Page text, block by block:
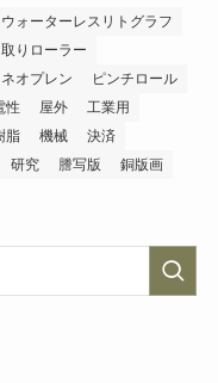
ウォーターレスリトグラフ
りローラー
ネオプレン
ピンチロール
性 屋外
工業用
脂 機械
決済
研究 謄写版
銅版画